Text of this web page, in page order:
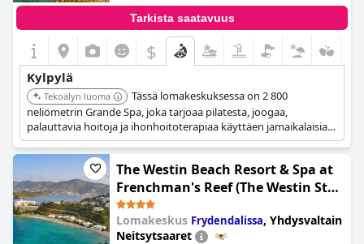
Tarkista saatavuus
$
Kylpylä
Tekoälyn luoma
Tässä lomakeskuksessa on 2 800
neliömetrin Grande Spa, joka tarjoaa pilatesta, joogaa,
palauttavia hoitoja ja ihonhoitoterapiaa käyttäen jamaikalaisia
kasviperäisiä aineita. Asiakkaat voivat rentoutua höyrysaunassa
tai saunassa ja nauttia merenrantamineraalialtaista. Kylpylä
tarjoaa perinteisiä hierontoja, vartalohoitoja, kasvohoitoja ja
kauneushoitolan, jossa on palveluita, kuten hiusten muotoilu,
manikyyrit ja pedikyyrit.
The Westin Beach Resort & Spa at
Frenchman's Reef (The Westin St
Thomas Beach Resort & Spa)
Lomakeskus Frydendalissa, Yhdysvaltain
Neitsytsaaret